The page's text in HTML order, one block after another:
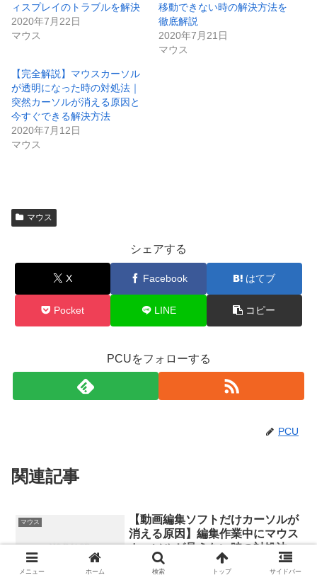
ィスプレイのトラブルを解決
2020年7月22日
マウス
移動できない時の解決方法を
徹底解説
2020年7月21日
マウス
【完全解説】マウスカーソル
が透明になった時の対処法｜
突然カーソルが消える原因と
今すぐできる解決方法
2020年7月12日
マウス
マウス
シェアする
X Facebook はてブ
Pocket LINE コピー
PCUをフォローする
PCU
関連記事
マウス
【動画編集ソフトだけカーソルが
消える原因】編集作業中にマウス
カーソルが見えない時の対処法を
徹底解説
メニュー ホーム 検索 トップ サイドバー